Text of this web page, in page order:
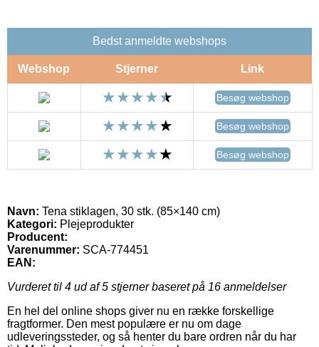
Bedst anmeldte webshops
Webshop Stjerner Link
Besøg webshop
Besøg webshop
Besøg webshop
Navn: Tena stiklagen, 30 stk. (85×140 cm)
Kategori: Plejeprodukter
Producent:
Varenummer: SCA-774451
EAN:
Vurderet til 4 ud af 5 stjerner baseret på 16 anmeldelser
En hel del online shops giver nu en række forskellige
fragtformer. Den mest populære er nu om dage
udleveringssteder, og så henter du bare ordren når du har